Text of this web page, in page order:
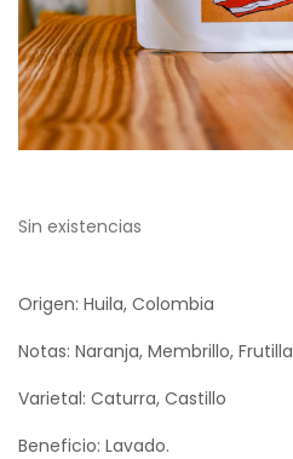
Sin existencias
Origen: Huila, Colombia
Notas: Naranja, Membrillo, Frutilla
Varietal: Caturra, Castillo
Beneficio: Lavado.